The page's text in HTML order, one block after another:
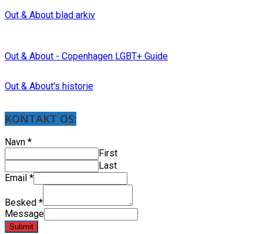
Out & About blad arkiv
Out & About - Copenhagen LGBT+ Guide
Out & About's historie
KONTAKT OS:
Navn *
First
Last
Email *
Besked *
Message
Submit